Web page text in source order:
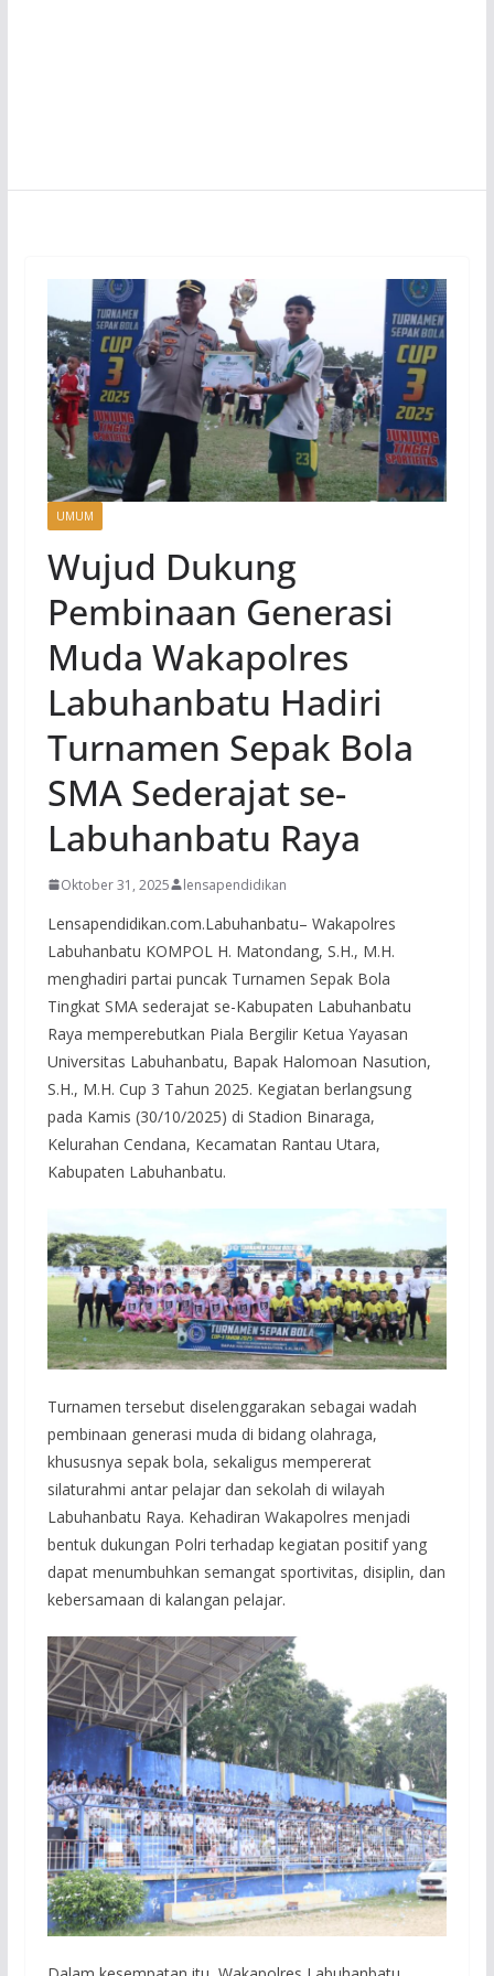
UMUM
Wujud Dukung
Pembinaan Generasi
Muda Wakapolres
Labuhanbatu Hadiri
Turnamen Sepak Bola
SMA Sederajat se-
Labuhanbatu Raya
Oktober 31, 2025 lensapendidikan
Lensapendidikan.com.Labuhanbatu– Wakapolres
Labuhanbatu KOMPOL H. Matondang, S.H., M.H.
menghadiri partai puncak Turnamen Sepak Bola
Tingkat SMA sederajat se-Kabupaten Labuhanbatu
Raya memperebutkan Piala Bergilir Ketua Yayasan
Universitas Labuhanbatu, Bapak Halomoan Nasution,
S.H., M.H. Cup 3 Tahun 2025. Kegiatan berlangsung
pada Kamis (30/10/2025) di Stadion Binaraga,
Kelurahan Cendana, Kecamatan Rantau Utara,
Kabupaten Labuhanbatu.
Turnamen tersebut diselenggarakan sebagai wadah
pembinaan generasi muda di bidang olahraga,
khususnya sepak bola, sekaligus mempererat
silaturahmi antar pelajar dan sekolah di wilayah
Labuhanbatu Raya. Kehadiran Wakapolres menjadi
bentuk dukungan Polri terhadap kegiatan positif yang
dapat menumbuhkan semangat sportivitas, disiplin, dan
kebersamaan di kalangan pelajar.